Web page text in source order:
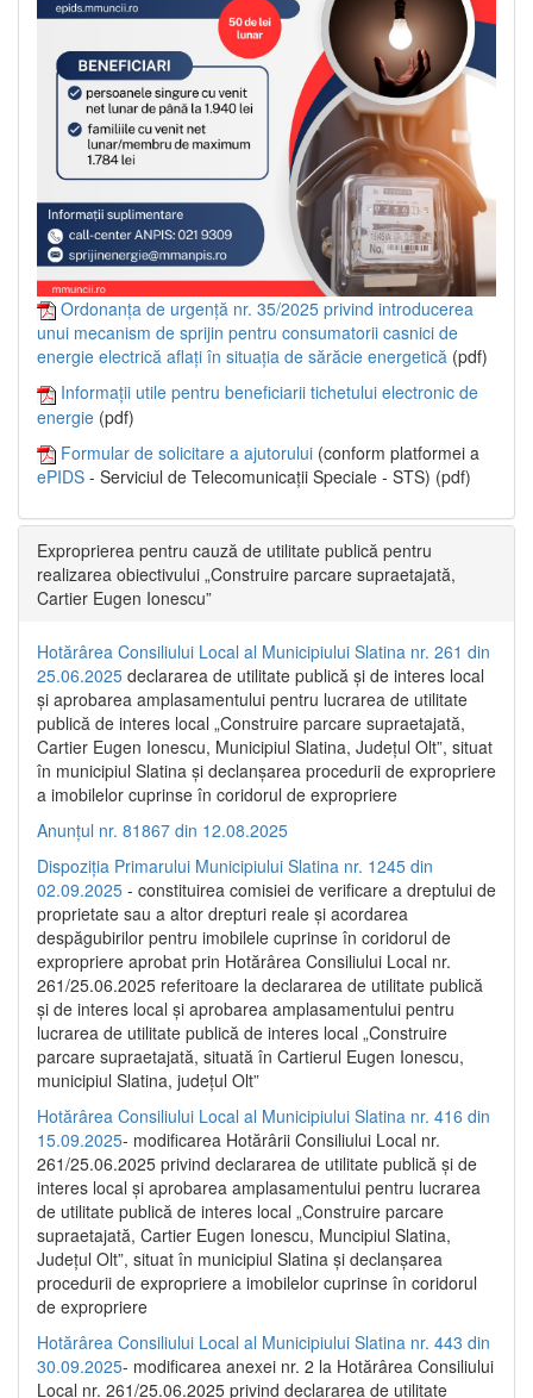
Ordonanța de urgență nr. 35/2025 privind introducerea
unui mecanism de sprijin pentru consumatorii casnici de
energie electrică aflați în situația de sărăcie energetică (pdf)
Informații utile pentru beneficiarii tichetului electronic de
energie (pdf)
Formular de solicitare a ajutorului (conform platformei a
ePIDS - Serviciul de Telecomunicații Speciale - STS) (pdf)
Exproprierea pentru cauză de utilitate publică pentru
realizarea obiectivului „Construire parcare supraetajată,
Cartier Eugen Ionescu”
Hotărârea Consiliului Local al Municipiului Slatina nr. 261 din
25.06.2025 declararea de utilitate publică și de interes local
și aprobarea amplasamentului pentru lucrarea de utilitate
publică de interes local „Construire parcare supraetajată,
Cartier Eugen Ionescu, Municipiul Slatina, Județul Olt”, situat
în municipiul Slatina și declanșarea procedurii de expropriere
a imobilelor cuprinse în coridorul de expropriere
Anunțul nr. 81867 din 12.08.2025
Dispoziția Primarului Municipiului Slatina nr. 1245 din
02.09.2025 - constituirea comisiei de verificare a dreptului de
proprietate sau a altor drepturi reale și acordarea
despăgubirilor pentru imobilele cuprinse în coridorul de
expropriere aprobat prin Hotărârea Consiliului Local nr.
261/25.06.2025 referitoare la declararea de utilitate publică
și de interes local și aprobarea amplasamentului pentru
lucrarea de utilitate publică de interes local „Construire
parcare supraetajată, situată în Cartierul Eugen Ionescu,
municipiul Slatina, județul Olt”
Hotărârea Consiliului Local al Municipiului Slatina nr. 416 din
15.09.2025- modificarea Hotărârii Consiliului Local nr.
261/25.06.2025 privind declararea de utilitate publică și de
interes local și aprobarea amplasamentului pentru lucrarea
de utilitate publică de interes local „Construire parcare
supraetajată, Cartier Eugen Ionescu, Muncipiul Slatina,
Județul Olt”, situat în municipiul Slatina și declanșarea
procedurii de expropriere a imobilelor cuprinse în coridorul
de expropriere
Hotărârea Consiliului Local al Municipiului Slatina nr. 443 din
30.09.2025- modificarea anexei nr. 2 la Hotărârea Consiliului
Local nr. 261/25.06.2025 privind declararea de utilitate